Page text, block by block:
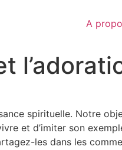
A
spirituelle. Notre
et d’imiter son
les dans les